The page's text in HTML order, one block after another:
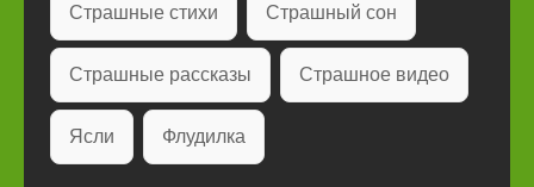
Страшные стихи Страшный сон
Страшные рассказы Страшное видео
Ясли Флудилка